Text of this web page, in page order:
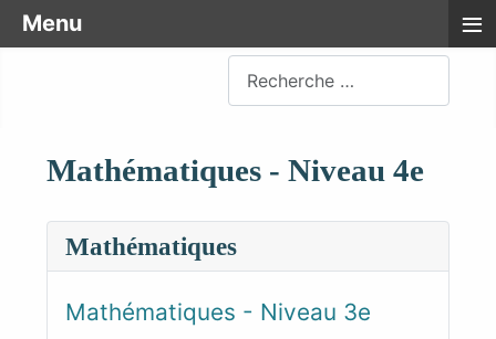
Rechercher
Mathématiques - Niveau 4e
Mathématiques
Mathématiques - Niveau 3e
Menu ≡